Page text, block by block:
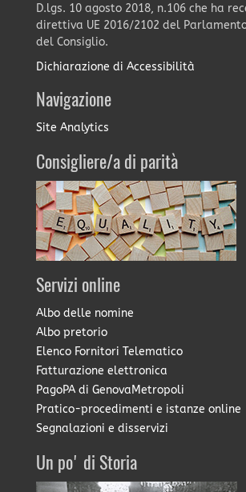
D.lgs. 10 agosto 2018, n.106 che ha
direttiva UE 2016/2102 del
del Consiglio.
Dichiarazione di Accessibilità
Navigazione
Site Analytics
Consigliere/a di parità
Servizi online
Albo delle nomine
Albo pretorio
Elenco Fornitori Telematico
Fatturazione elettronica
PagoPA di GenovaMetropoli
Pratico-procedimenti e istanze online
Segnalazioni e disservizi
Un po' di Storia